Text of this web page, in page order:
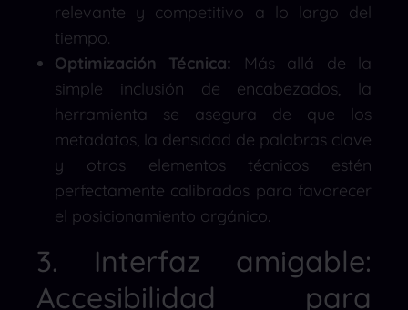
relevante y competitivo a lo largo del
tiempo.
Optimización Técnica: Más allá de la
simple inclusión de encabezados, la
herramienta se asegura de que los
metadatos, la densidad de palabras clave
y otros elementos técnicos estén
perfectamente calibrados para favorecer
el posicionamiento orgánico.
3. Interfaz amigable:
Accesibilidad para